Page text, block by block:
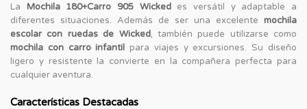
La Mochila 180+Carro 905 Wickedes versátil y adaptable a
diferentes situaciones. Además de ser una excelente mochila
escolar con ruedas de Wicked, también puede utilizarse como
mochila con carro infantil para viajes y excursiones. Su diseño
ligero y resistente la convierte en la compañera perfecta para
cualquier aventura.
Características Destacadas